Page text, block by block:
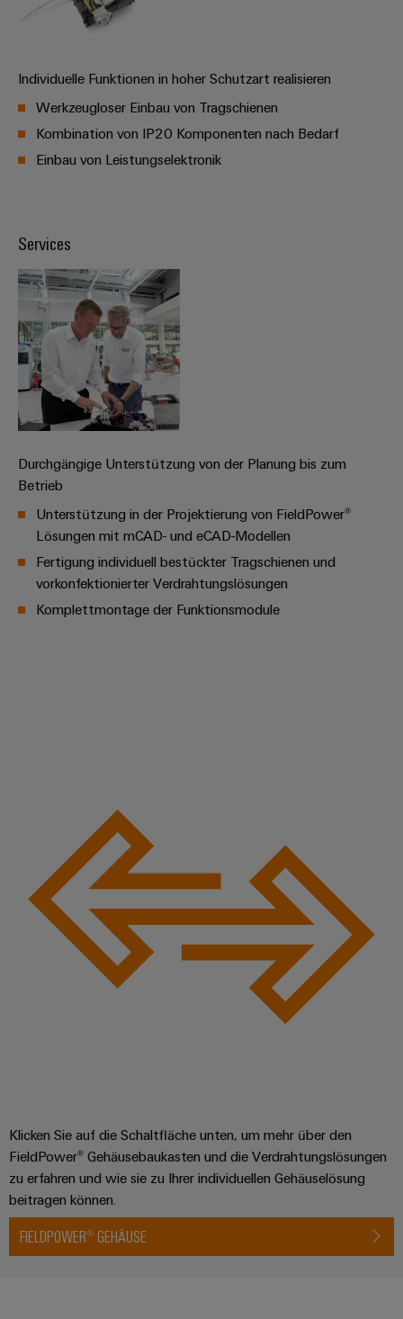
Gehäuse
Kabelkonfektionierung
Weidmüller
Digital
Individuelle Funktionen in hoher Schutzart realisieren
Werkzeugloser Einbau von Tragschienen
Kombination von IP20 Komponenten nach Bedarf
Einbau von Leistungselektronik
Services
Durchgängige Unterstützung von der Planung bis zum
Betrieb
Unterstützung in der Projektierung von FieldPower®
Lösungen mit mCAD- und eCAD-Modellen
Fertigung individuell bestückter Tragschienen und
vorkonfektionierter Verdrahtungslösungen
Komplettmontage der Funktionsmodule
Klicken Sie auf die Schaltfläche unten, um mehr über den
FieldPower® Gehäusebaukasten und die Verdrahtungslösungen
zu erfahren und wie sie zu Ihrer individuellen Gehäuselösung
beitragen können.
FIELDPOWER® GEHÄUSE